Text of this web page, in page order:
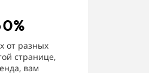
от разных
странице,
вам